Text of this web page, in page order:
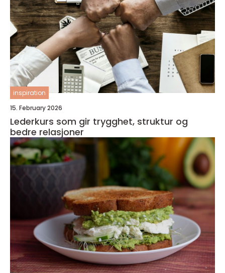
inspiration
15. February 2026
Lederkurs som gir trygghet, struktur og
bedre relasjoner